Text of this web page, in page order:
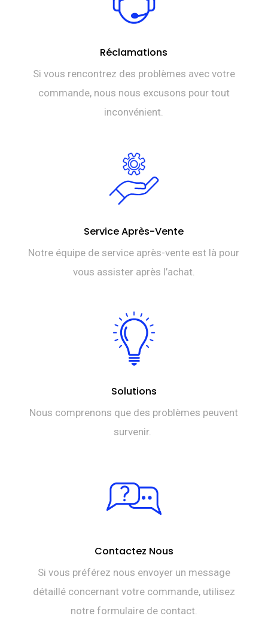
Réclamations
Si vous rencontrez des problèmes avec votre
commande, nous nous excusons pour tout
inconvénient.
Service Après-Vente
Notre équipe de service après-vente est là pour
vous assister après l’achat.
Solutions
Nous comprenons que des problèmes peuvent
survenir.
Contactez Nous
Si vous préférez nous envoyer un message
détaillé concernant votre commande, utilisez
notre formulaire de contact.